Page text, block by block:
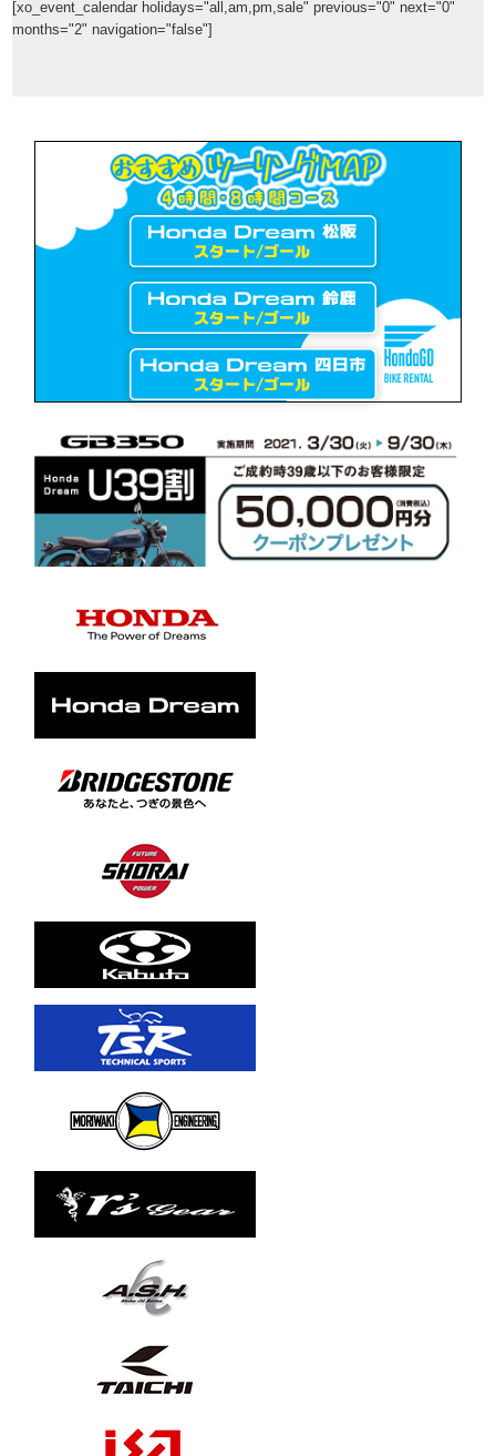
[xo_event_calendar holidays="all,am,pm,sale" previous="0" next="0"
months="2" navigation="false"]